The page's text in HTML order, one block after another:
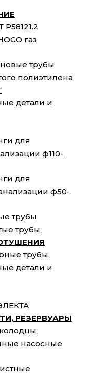
газ
трубы
полиэтилена
детали и
для
ф110-
для
ф50-
трубы
трубы
трубы
детали и
РЕЗЕРВУАРЫ
насосные